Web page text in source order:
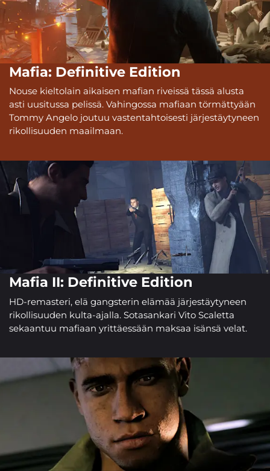
Mafia: Definitive Edition
Nouse kieltolain aikaisen mafian riveissä tässä alusta
asti uusitussa pelissä. Vahingossa mafiaan törmättyään
Tommy Angelo joutuu vastentahtoisesti järjestäytyneen
rikollisuuden maailmaan.
Mafia II: Definitive Edition
HD-remasteri, elä gangsterin elämää järjestäytyneen
rikollisuuden kulta-ajalla. Sotasankari Vito Scaletta
sekaantuu mafiaan yrittäessään maksaa isänsä velat.